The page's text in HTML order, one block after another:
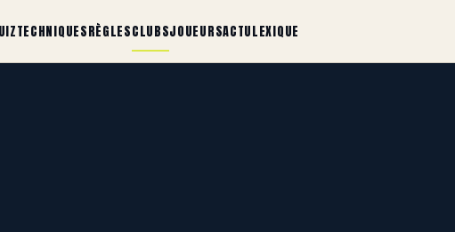
TECHNIQUESRÈGLESCLUBSJOUEURSACTULEXIQUE